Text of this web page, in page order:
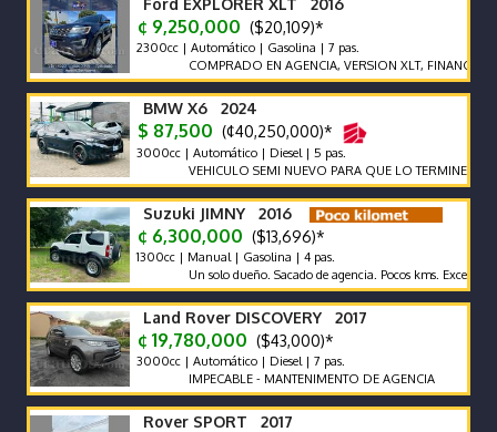
Ford EXPLORER XLT 2016
¢ 9,250,000 ($20,109)*
2300cc | Automático | Gasolina | 7 pas.
COMPRADO EN AGENCIA, VERSION XLT,
BMW X6 2024
$ 87,500 (¢40,250,000)*
3000cc | Automático | Diesel | 5 pas.
VEHICULO SEMI NUEVO PARA QUE LO TERMINE DE
Suzuki JIMNY 2016
¢ 6,300,000 ($13,696)*
1300cc | Manual | Gasolina | 4 pas.
Un solo dueño. Sacado de agencia. Pocos kms. Excelentes
Land Rover DISCOVERY 2017
¢ 19,780,000 ($43,000)*
3000cc | Automático | Diesel | 7 pas.
IMPECABLE - MANTENIMENTO DE AGENCIA
Rover SPORT 2017